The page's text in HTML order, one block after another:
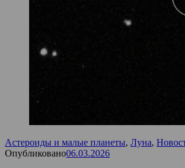
Астероиды и малые планеты, Луна,
Опубликовано06.03.2026